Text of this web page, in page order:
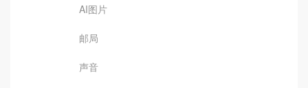
AI图片
邮局
声音